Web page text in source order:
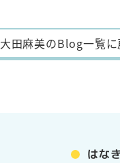
大田麻美のBlog一覧に
はな